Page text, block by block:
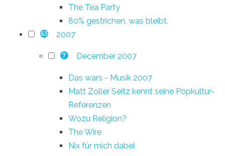
The Tea Party
80% gestrichen. was bleibt.
63 2007
7 December 2007
Das wars - Musik 2007
Matt Zoller Seitz kennt seine Popkultur-
Referenzen
Wozu Religion?
The Wire
Nix für mich dabei